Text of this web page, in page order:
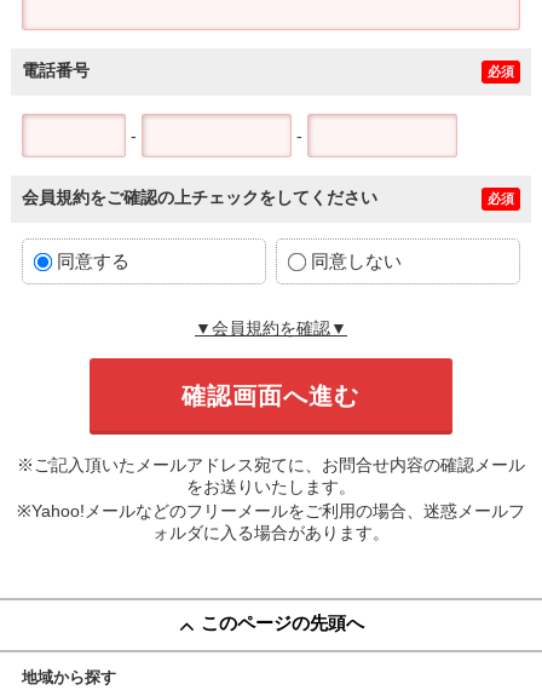
電話番号 必須
- -
会員規約をご確認の上チェックをしてください 必須
同意する 同意しない
▼会員規約を確認▼
※ご記入頂いたメールアドレス宛てに、お問合せ内容の確認メール
をお送りいたします。
※Yahoo!メールなどのフリーメールをご利用の場合、迷惑メールフ
ォルダに入る場合があります。
このページの先頭へ
地域から探す